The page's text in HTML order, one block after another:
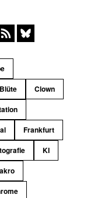
Blüte
Clown
Frankfurt
KI